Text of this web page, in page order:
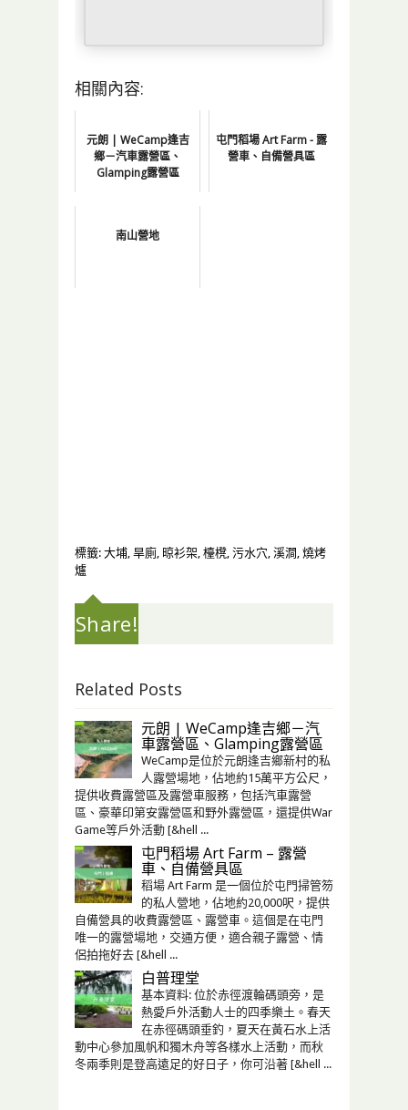
相關內容:
元朗 | WeCamp逢吉
鄉－汽車露營區、
Glamping露營區
屯門稻場 Art Farm - 露
營車、自備營具區
南山營地
標籤: 大埔, 旱廁, 晾衫架, 檯櫈, 污水穴, 溪澗 , 燒烤
爐
Share!
Related Posts
元朗 | WeCamp逢吉鄉－汽
車露營區、Glamping露營區
WeCamp是位於元朗逢吉鄉新村的私
人露營場地，佔地約15萬平方公尺，
提供收費露營區及露營車服務，包括汽⾞露營
區、豪華印第安露營區和野外露營區，還提供War
Game等戶外活動 [&hell ...
屯門稻場 Art Farm – 露營
車、自備營具區
稻場 Art Farm 是一個位於屯門掃管笏
的私人營地，佔地約20,000呎，提供
自備營具的收費露營區、露營車。這個是在屯門
唯一的露營場地，交通方便，適合親子露營、情
侶拍拖好去 [&hell ...
白普理堂
基本資料: 位於赤徑渡輪碼頭旁，是
熱愛戶外活動人士的四季樂土。春天
在赤徑碼頭垂釣，夏天在黃石水上活
動中心參加風帆和獨木舟等各樣水上活動，而秋
冬兩季則是登高遠足的好日子，你可沿著 [&hell ...